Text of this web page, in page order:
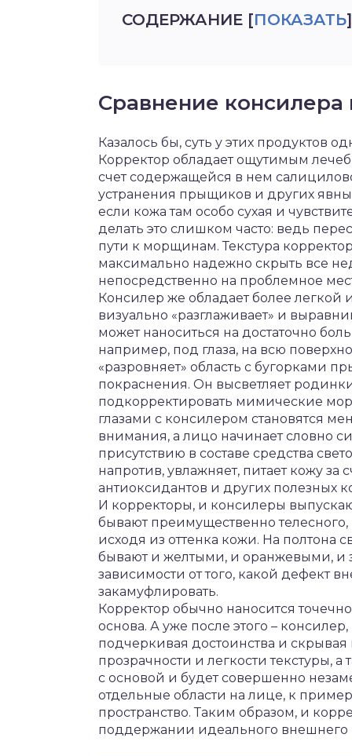
СОДЕРЖАНИЕ [ПОКАЗАТЬ]
Сравнение консилера
Казалось бы, суть у этих продуктов
Корректор обладает ощутимым
счет содержащейся в нем
устранения прыщиков и других
если кожа там особо сухая и
делать это слишком часто: ведь
пути к морщинам. Текстура
максимально надежно скрыть все
непосредственно на проблемное
Консилер же обладает более
визуально «разглаживает» и
может наноситься на достаточно
например, под глаза, на всю
«разровняет» область с бугорками
покраснения. Он высветляет
подкорректировать мимические
глазами с консилером становятся
внимания, а лицо начинает словно
присутствию в составе средства
напротив, увлажняет, питает кожу
антиоксидантов и других полезных
И корректоры, и консилеры
бывают преимущественно телесного,
исходя из оттенка кожи. На полтона
бывают и желтыми, и оранжевыми, и
зависимости от того, какой дефект
закамуфлировать.
Корректор обычно наносится
основа. А уже после этого –
подчеркивая достоинства и скрывая
прозрачности и легкости текстуры, а
с основой и будет совершенно
отдельные области на лице, к
пространство. Таким образом, и
поддержании идеального внешнего